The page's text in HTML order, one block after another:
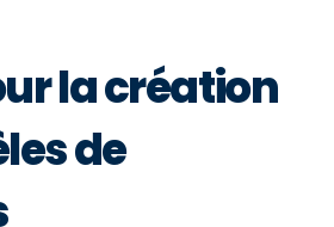
la création
de